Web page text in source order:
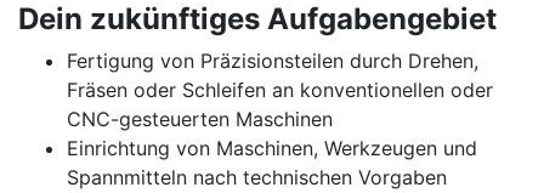
Dein zukünftiges Aufgabengebiet
Fertigung von Präzisionsteilen durch Drehen,
Fräsen oder Schleifen an konventionellen oder
CNC-gesteuerten Maschinen
Einrichtung von Maschinen, Werkzeugen und
Spannmitteln nach technischen Vorgaben